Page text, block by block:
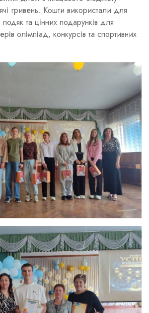
гривень. Кошти використали для
та цінних подарунків для
олімпіад, конкурсів та спортивних